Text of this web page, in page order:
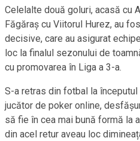
Celelalte două goluri, acasă cu
Făgăraș cu Viitorul Hurez, au
decisive, care au asigurat
loc la finalul sezonului de
cu promovarea în Liga a 3-a.
S-a retras din fotbal la
jucător de poker online,
să fie în cea mai bună formă la
din acel retur aveau loc